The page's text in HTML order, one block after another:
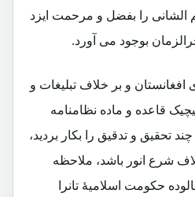
الشانی را بفضل و مرحمت ایزد
بوجود می آورد.
افغانستان و بر خلاف تبلیغات و
قاعده و ماده نظامنامه
تحقیق و تدقیق را بکار بردید،
شرع انور باشد، ملاحظه
حکومت اسلامیۀ تانرا